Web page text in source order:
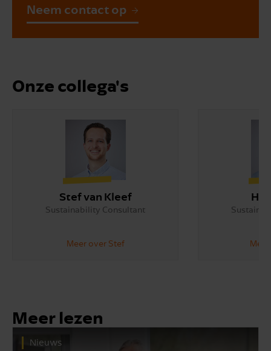
Neem contact op
Onze collega's
Stef van Kleef
Sustainability Consultant
Meer over Stef
Meer lezen